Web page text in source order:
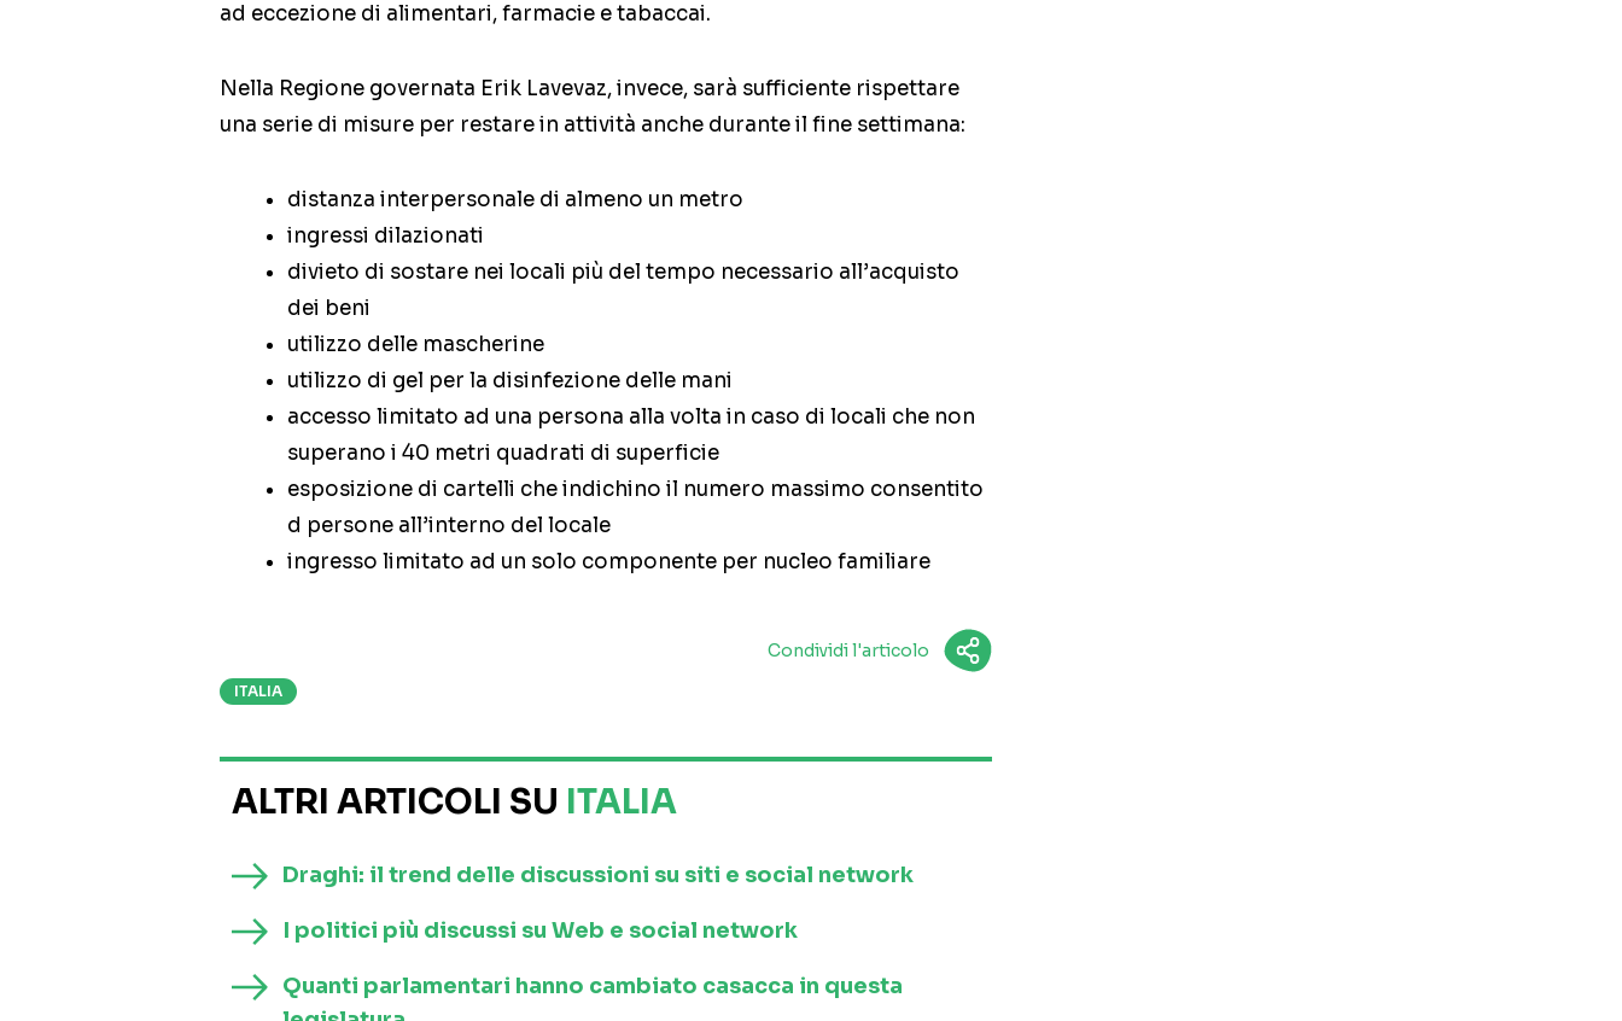
ad eccezione di alimentari, farmacie e tabaccai.
Nella Regione governata Erik Lavevaz, invece, sarà sufficiente rispettare
una serie di misure per restare in attività anche durante il fine settimana:
distanza interpersonale di almeno un metro
ingressi dilazionati
divieto di sostare nei locali più del tempo necessario all’acquisto
dei beni
utilizzo delle mascherine
utilizzo di gel per la disinfezione delle mani
accesso limitato ad una persona alla volta in caso di locali che non
superano i 40 metri quadrati di superficie
esposizione di cartelli che indichino il numero massimo consentito
d persone all’interno del locale
ingresso limitato ad un solo componente per nucleo familiare
Condividi l'articolo
ITALIA
ALTRI ARTICOLI SU ITALIA
Draghi: il trend delle discussioni su siti e social network
I politici più discussi su Web e social network
Quanti parlamentari hanno cambiato casacca in questa